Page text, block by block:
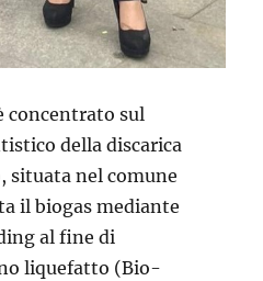
concentrato sul
della discarica
situata nel comune
il biogas mediante
al fine di
liquefatto (Bio-